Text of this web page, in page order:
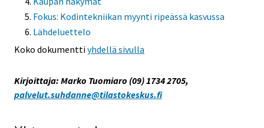
Fokus: Kodintekniikan myynti ripeässä kasvussa
Lähdeluettelo
Koko dokumenttiyhdellä sivulla
Kirjoittaja: Marko Tuomiaro (09) 1734 2705,
palvelut.suhdanne@tilastokeskus.fi